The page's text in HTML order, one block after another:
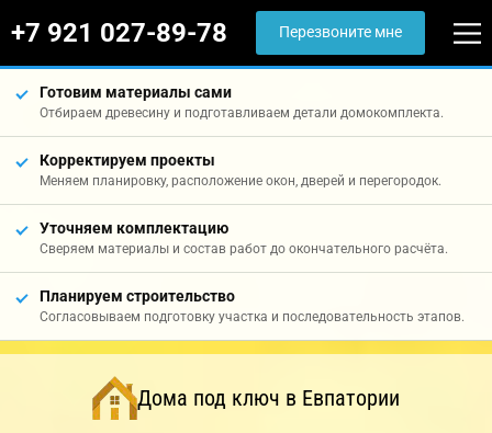
+7 921 027-89-78 Перезвоните мне
Готовим материалы сами
Отбираем древесину и подготавливаем детали домокомплекта.
Корректируем проекты
Меняем планировку, расположение окон, дверей и перегородок.
Уточняем комплектацию
Сверяем материалы и состав работ до окончательного расчёта.
Планируем строительство
Согласовываем подготовку участка и последовательность этапов.
Дома под ключ в Евпатории